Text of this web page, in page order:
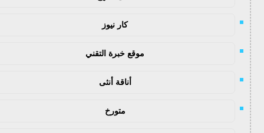
كار نيوز
موقع خبرة التقني
أناقة أنثى
متورخ